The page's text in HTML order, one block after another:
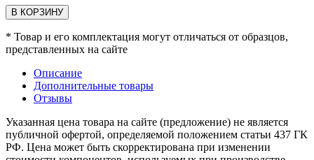
В КОРЗИНУ
* Товар и его комплектация могут отличаться от образцов,
представленных на сайте
Описание
Дополнительные товары
Отзывы
Указанная цена товара на сайте (предложение) не является
публичной офертой, определяемой положением статьи 437 ГК
РФ. Цена может быть скорректирована при изменении